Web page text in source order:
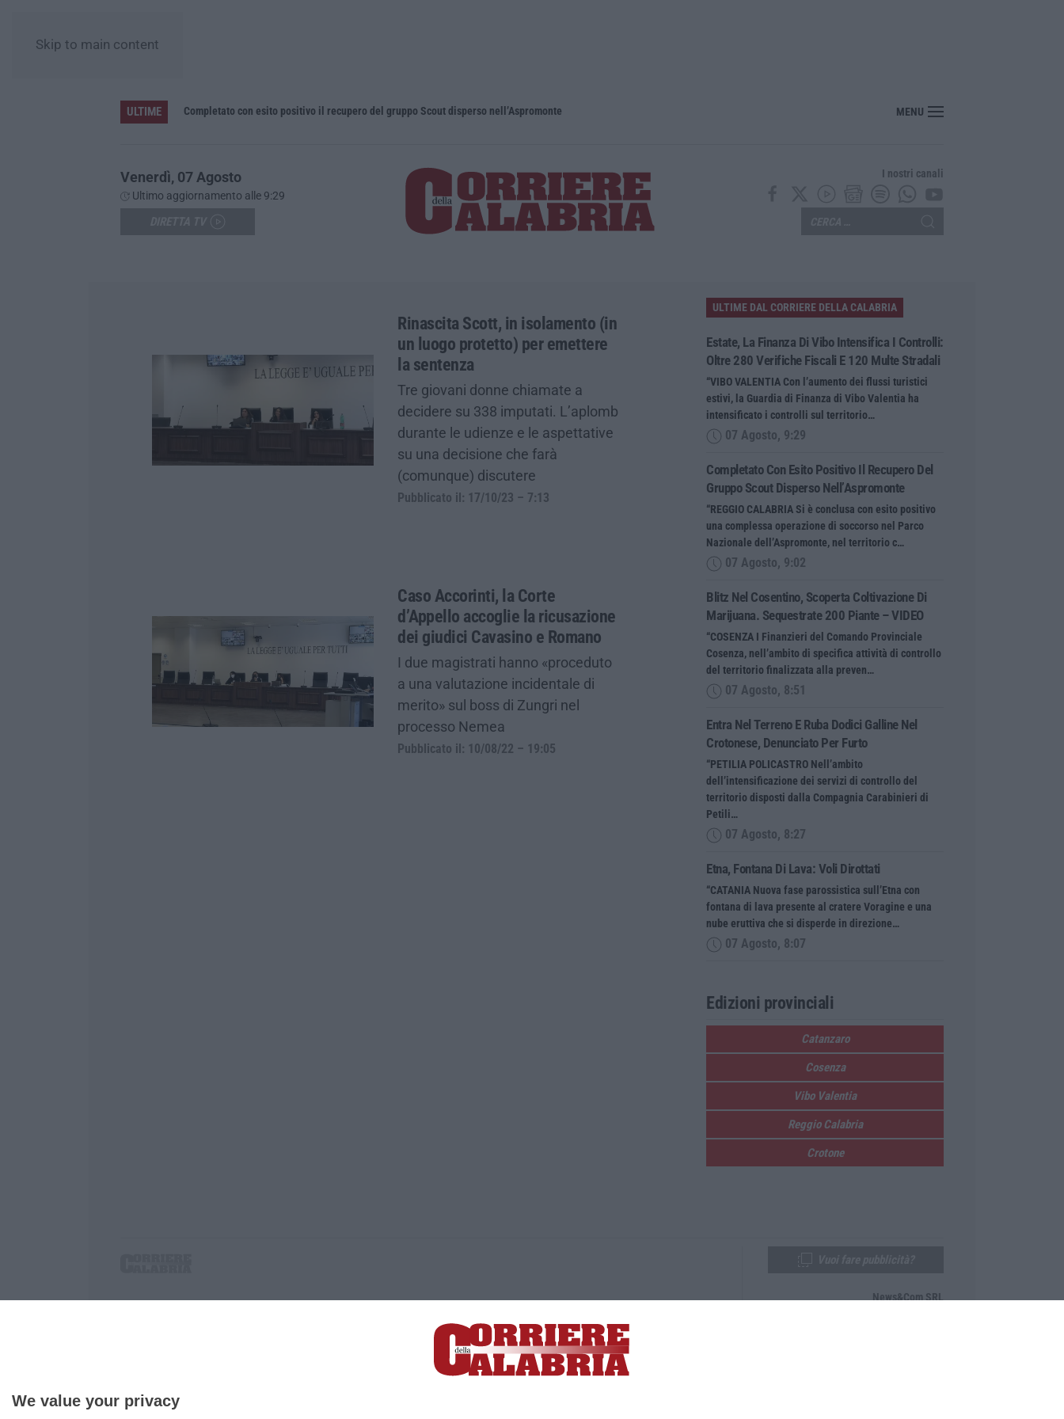
We value your privacy
Skip to main content
ULTIME Completato con esito positivo il recupero del gruppo Scout disperso nell’Aspromonte Blitz nel Cosentino, scoperta coltivazione di marijuana. Sequestrate 200 piante – VIDEO
MENU
Venerdì, 07 Agosto
Ultimo aggiornamento alle 9:29
I nostri canali
Rinascita Scott, in isolamento (in
un luogo protetto) per emettere
la sentenza
Tre giovani donne chiamate a
decidere su 338 imputati. L’aplomb
durante le udienze e le aspettative
su una decisione che farà
(comunque) discutere
Pubblicato il: 17/10/23 – 7:13
Caso Accorinti, la Corte
d’Appello accoglie la ricusazione
dei giudici Cavasino e Romano
I due magistrati hanno «proceduto
a una valutazione incidentale di
merito» sul boss di Zungri nel
processo Nemea
Pubblicato il: 10/08/22 – 19:05
ULTIME DAL CORRIERE DELLA CALABRIA
Estate, La Finanza Di Vibo Intensifica I Controlli:
Oltre 280 Verifiche Fiscali E 120 Multe Stradali
“VIBO VALENTIA Con l’aumento dei flussi turistici
estivi, la Guardia di Finanza di Vibo Valentia ha
intensificato i controlli sul territorio…
07 Agosto, 9:29
Completato Con Esito Positivo Il Recupero Del
Gruppo Scout Disperso Nell’Aspromonte
“REGGIO CALABRIA Si è conclusa con esito positivo
una complessa operazione di soccorso nel Parco
Nazionale dell’Aspromonte, nel territorio c…
07 Agosto, 9:02
Blitz Nel Cosentino, Scoperta Coltivazione Di
Marijuana. Sequestrate 200 Piante – VIDEO
“COSENZA I Finanzieri del Comando Provinciale
Cosenza, nell’ambito di specifica attività di controllo
del territorio finalizzata alla preven…
07 Agosto, 8:51
Entra Nel Terreno E Ruba Dodici Galline Nel
Crotonese, Denunciato Per Furto
“PETILIA POLICASTRO Nell’ambito
dell’intensificazione dei servizi di controllo del
territorio disposti dalla Compagnia Carabinieri di
Petili…
07 Agosto, 8:27
Etna, Fontana Di Lava: Voli Dirottati
“CATANIA Nuova fase parossistica sull’Etna con
fontana di lava presente al cratere Voragine e una
nube eruttiva che si disperde in direzione…
07 Agosto, 8:07
Edizioni provinciali
Catanzaro
Cosenza
Vibo Valentia
Reggio Calabria
Crotone
P.IVA. 03199620794, Via del mare 6/G, S.Eufemia, Lamezia Terme (CZ)
Iscrizione tribunale di Lamezia Terme 5/2011 - Direttore responsabile Paola Militano |Privacy
News&Com SRL